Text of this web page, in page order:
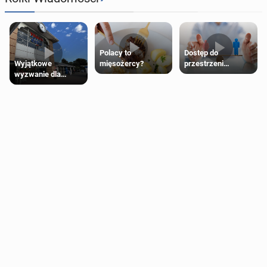
Wyjątkowe
wyzwanie dla
posiadaczy kart
Polacy to
mięsożercy?
Dostęp do
przestrzeni
przeznaczonych